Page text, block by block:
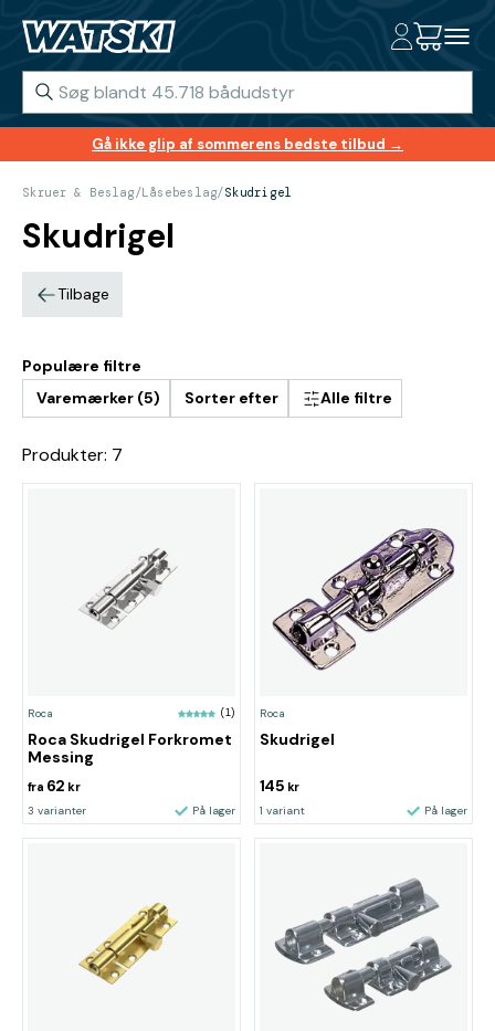
Gå ikke glip af sommerens bedste tilbud →
Skruer & Beslag/Låsebeslag/Skudrigel
Skudrigel
Tilbage
Populære filtre
Varemærker (5)
Sorter efter Alle filtre
Produkter: 7
Roca (1)
Roca Skudrigel Forkromet
Messing
fra 62 kr
3 varianter På lager
Roca
Skudrigel
145 kr
1 variant På lager